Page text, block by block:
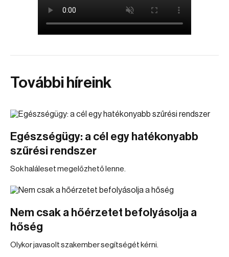
További híreink
Egészségügy: a cél egy hatékonyabb
szűrési rendszer
Sok haláleset megelőzhető lenne.
Nem csak a hőérzetet befolyásolja a
hőség
Olykor javasolt szakember segítségét kérni.